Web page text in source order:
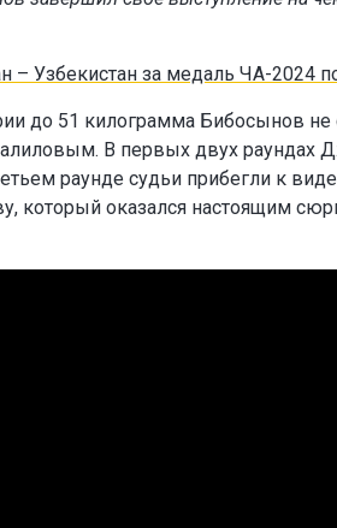
– Узбекистан за медаль ЧА-2024
до 51 килограмма Бибосынов
В первых двух раундах
раунде судьи прибегли к
который оказался настоящим